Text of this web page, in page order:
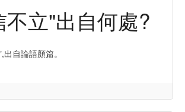
不立"出自何處?
自論語顏篇。